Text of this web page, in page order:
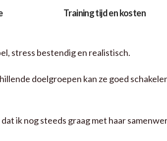
Training tijd en kosten
stress bestendig en realistisch.
doelgroepen kan ze goed
ik nog steeds graag met haar